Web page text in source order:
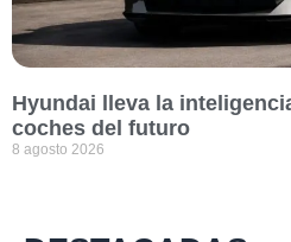
Hyundai lleva la
coches del futuro
8 agosto 2026